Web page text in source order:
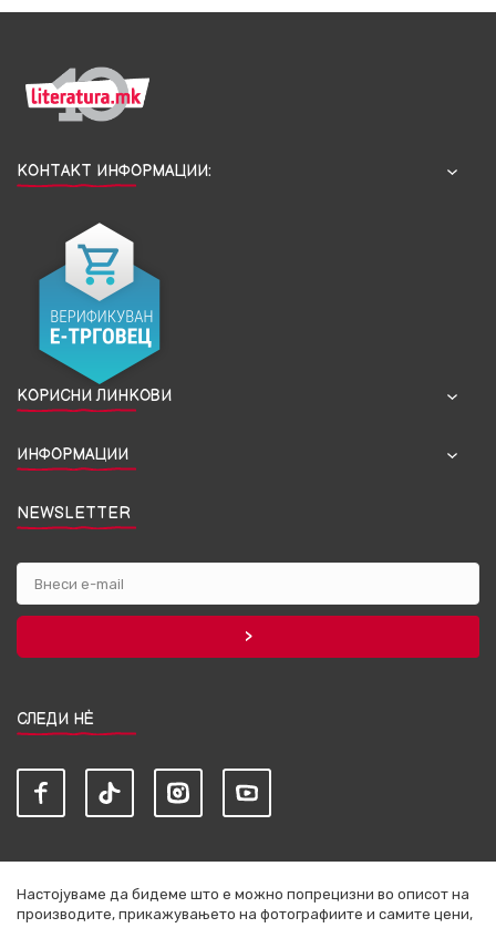
КОНТАКТ ИНФОРМАЦИИ:
КОРИСНИ ЛИНКОВИ
ИНФОРМАЦИИ
NEWSLETTER
СЛЕДИ НЀ
Настојуваме да бидеме што е можно попрецизни во описот на
производите, прикажувањето на фотографиите и самите цени,